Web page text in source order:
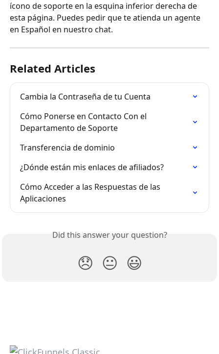
ícono de soporte en la esquina inferior derecha de
esta página. Puedes pedir que te atienda un agente
en Español en nuestro chat.
Related Articles
Cambia la Contraseña de tu Cuenta
Cómo Ponerse en Contacto Con el
Departamento de Soporte
Transferencia de dominio
¿Dónde están mis enlaces de afiliados?
Cómo Acceder a las Respuestas de las
Aplicaciones
Did this answer your question?
😞 😐 😃